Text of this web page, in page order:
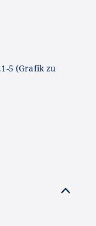
5 (Grafik zu